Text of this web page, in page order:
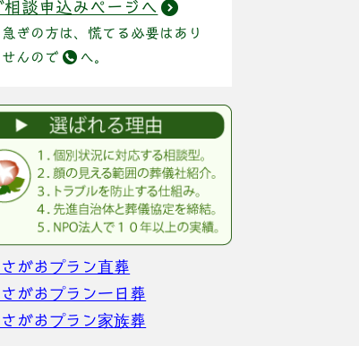
相談申込みページへ
急ぎの方は、慌てる必要はあり
せんので
へ。